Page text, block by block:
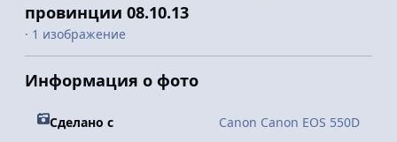
провинции 08.10.13
· 1 изображение
Информация о фото
Сделано с Canon Canon EOS 550D